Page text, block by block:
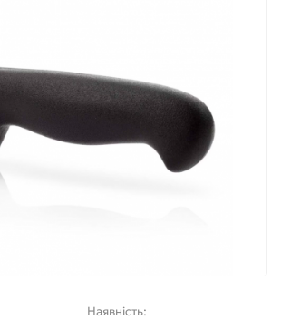
Наявність: